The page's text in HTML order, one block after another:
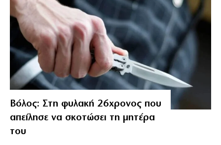
Βόλος: Στη φυλακή 26χρονος που
απείλησε να σκοτώσει τη μητέρα
του